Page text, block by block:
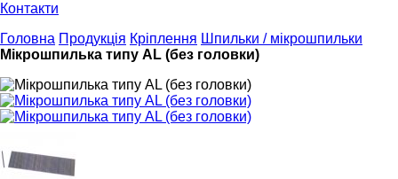
Контакти
Головна Продукція Кріплення Шпильки / мікрошпильки
Мікрошпилька типу AL (без головки)